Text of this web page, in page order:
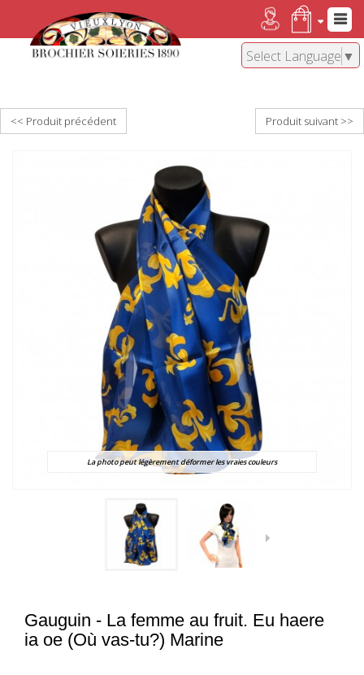
Select Language ▼
<< Produit précédent Produit suivant >>
La photo peut légèrement déformer les vraies couleurs
Gauguin - La femme au fruit. Eu haere
ia oe (Où vas-tu?) Marine